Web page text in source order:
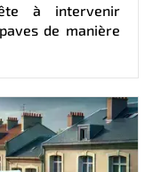
à intervenir
de manière